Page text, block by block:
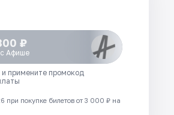
₽
Афише
примените промокод
при покупке билетов от 3 000 ₽ на